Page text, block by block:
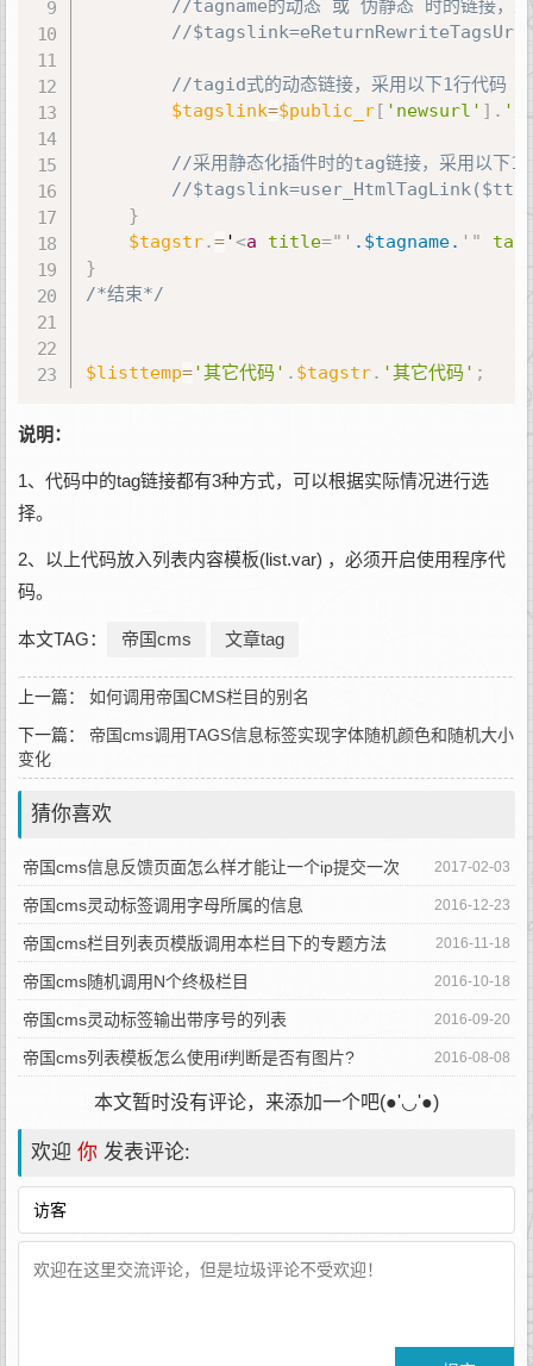
//tagname的动态 或 伪静态 时的链接，采
//
//tagid式的动态链接，采用以下1行代码
$tagslink=$public_r[ 'newsurl' ] .
//采用静态化插件时的tag链接，采用以下1
//
}
$tagstr.='<a title=" ' .$tagname. ' "
}
/*结束*/
$listtemp='其它代码' . $tagstr. '其它代码' ;
说明：
1、代码中的tag链接都有3种方式，可以根据实际情况进行选
择。
2、以上代码放入列表内容模板(list.var) ，必须开启使用程序代
码。
本文TAG： 帝国cms 文章tag
上一篇： 如何调用帝国CMS栏目的别名
下一篇： 帝国cms调用TAGS信息标签实现字体随机颜色和随机大小
变化
猜你喜欢
2017-02-03
帝国cms信息反馈页面怎么样才能让一个ip提交一次
2016-12-23
帝国cms灵动标签调用字母所属的信息
2016-11-18
帝国cms栏目列表页模版调用本栏目下的专题方法
2016-10-18
帝国cms随机调用N个终极栏目
2016-09-20
帝国cms灵动标签输出带序号的列表
2016-08-08
帝国cms列表模板怎么使用if判断是否有图片?
本文暂时没有评论，来添加一个吧(●'◡'●)
欢迎 你 发表评论: